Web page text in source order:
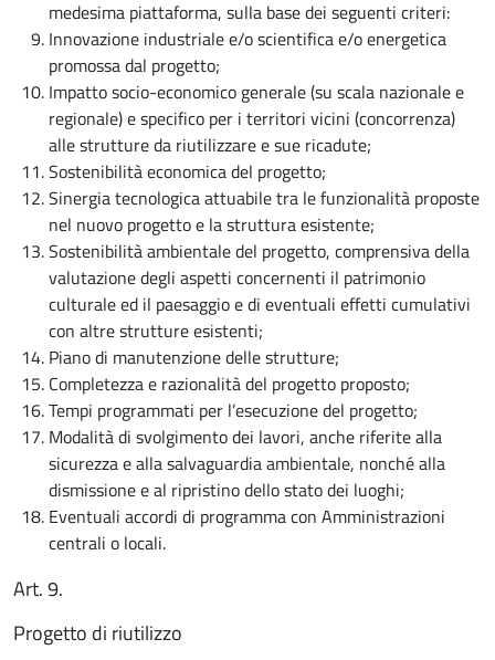
medesima piattaforma, sulla base dei seguenti criteri:
Innovazione industriale e/o scientifica e/o energetica
promossa dal progetto;
Impatto socio-economico generale (su scala nazionale e
regionale) e specifico per i territori vicini (concorrenza)
alle strutture da riutilizzare e sue ricadute;
Sostenibilità economica del progetto;
Sinergia tecnologica attuabile tra le funzionalità proposte
nel nuovo progetto e la struttura esistente;
Sostenibilità ambientale del progetto, comprensiva della
valutazione degli aspetti concernenti il patrimonio
culturale ed il paesaggio e di eventuali effetti cumulativi
con altre strutture esistenti;
Piano di manutenzione delle strutture;
Completezza e razionalità del progetto proposto;
Tempi programmati per l’esecuzione del progetto;
Modalità di svolgimento dei lavori, anche riferite alla
sicurezza e alla salvaguardia ambientale, nonché alla
dismissione e al ripristino dello stato dei luoghi;
Eventuali accordi di programma con Amministrazioni
centrali o locali.
Art. 9.
Progetto di riutilizzo